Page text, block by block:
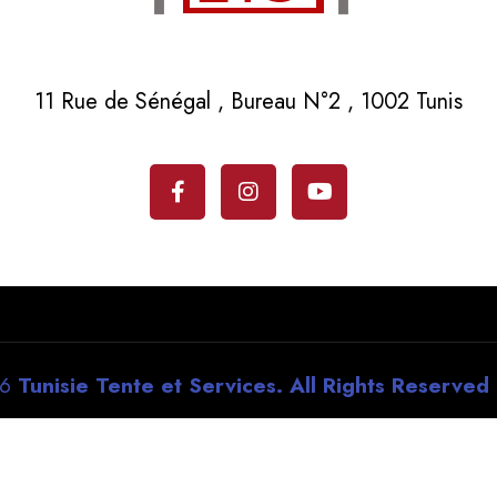
11 Rue de Sénégal , Bureau N°2 , 1002 Tunis
Tunisie Tente et Services. All Rights Reserved